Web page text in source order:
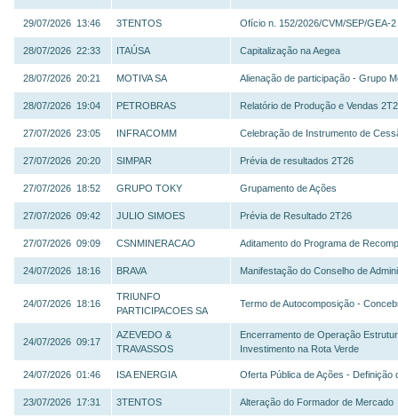
29/07/2026 13:46 3TENTOS Ofício n. 152/2026/CVM/SEP/GEA-2
28/07/2026 22:33 ITAÚSA Capitalização na Aegea
28/07/2026 20:21 MOTIVA SA Alienação de participação - Grupo
28/07/2026 19:04 PETROBRAS Relatório de Produção e Vendas
27/07/2026 23:05 INFRACOMM Celebração de Instrumento de
27/07/2026 20:20 SIMPAR Prévia de resultados 2T26
27/07/2026 18:52 GRUPO TOKY Grupamento de Ações
27/07/2026 09:42 JULIO SIMOES Prévia de Resultado 2T26
27/07/2026 09:09 CSNMINERACAO Aditamento do Programa de
24/07/2026 18:16 BRAVA Manifestação do Conselho de
24/07/2026 18:16
TRIUNFO
PARTICIPACOES SA
Termo de Autocomposição -
24/07/2026 09:17
AZEVEDO &
TRAVASSOS
Encerramento de Operação
Investimento na Rota Verde
24/07/2026 01:46 ISA ENERGIA Oferta Pública de Ações - Definição
23/07/2026 17:31 3TENTOS Alteração do Formador de Mercado